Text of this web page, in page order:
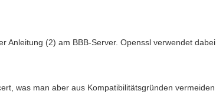
Anleitung (2) am BBB-Server. Openssl verwendet dabei
was man aber aus Kompatibilitätsgründen vermeiden